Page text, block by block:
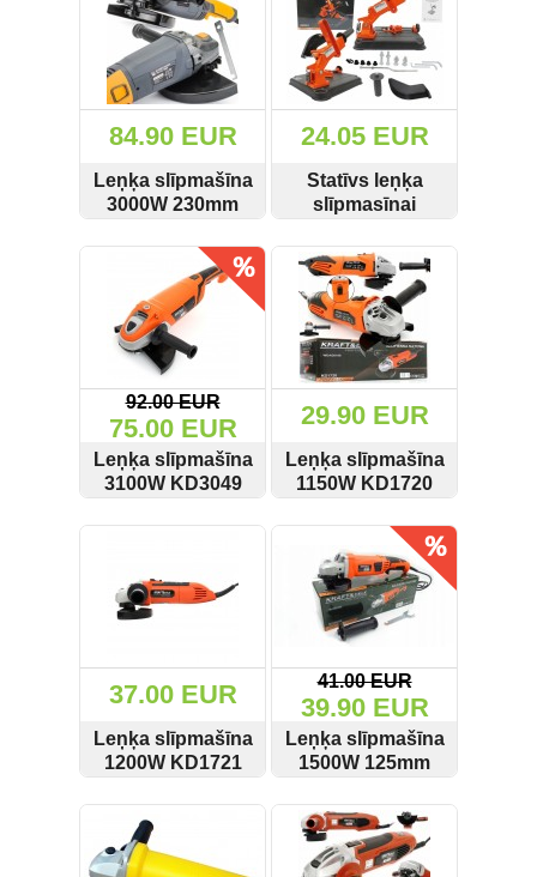
KD1975
84.90 EUR
Leņķa slīpmašīna
3000W 230mm
Powermat
SKATĪT PIRKT
24.05 EUR
Statīvs leņķa
slīpmasīnai
KD519
SKATĪT PIRKT
92.00 EUR
75.00 EUR
Leņķa slīpmašīna
3100W KD3049
SKATĪT PIRKT
29.90 EUR
Leņķa slīpmašīna
1150W KD1720
SKATĪT PIRKT
37.00 EUR
Leņķa slīpmašīna
1200W KD1721
SKATĪT PIRKT
41.00 EUR
39.90 EUR
Leņķa slīpmašīna
1500W 125mm
12000 apgr./min
KD3045
SKATĪT PIRKT
Darbagaldi (47)
Darbarīki (91)
Darbarīki (1)
Darba apģērbi ()
Darbarīki ar benzīna motoru (68)
Dārza un meža tehnika (399)
Domkrati un auto piederumi (226)
Dimanta griešanas un slīpēšanas
Elektromotori (2)
Gāzes degļi un piederumi (27)
Griešanas diski un zāģa asmeņi
Hidrauliskie instrumenti (40)
Instrumentu komplekti (554)
Instrumentu rezerves daļas (37)
Kompresori (157)